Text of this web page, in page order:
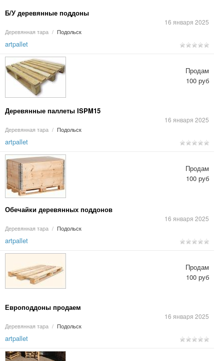
Б/У деревянные поддоны
16 января 2025
Деревянная тара / Подольск
artpallet
Деревянные паллеты ISPM15
16 января 2025
Деревянная тара / Подольск
Продам
100 руб
artpallet
Обечайки деревянных поддонов
16 января 2025
Деревянная тара / Подольск
Продам
100 руб
artpallet
Европоддоны продаем
16 января 2025
Деревянная тара / Подольск
Продам
100 руб
artpallet